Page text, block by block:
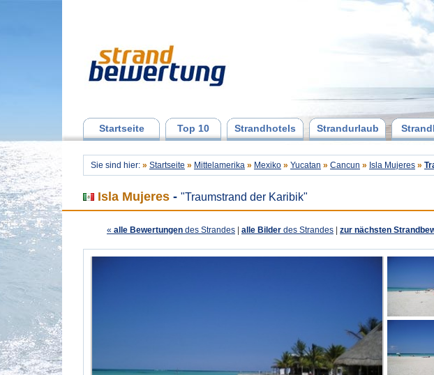
Startseite Top 10 Strandhotels Strandurlaub
Sie sind hier: » Startseite » Mittelamerika » Mexiko » Yucatan » Cancun » Isla Mujeres »
Isla Mujeres - "Traumstrand der Karibik"
« alle Bewertungen des Strandes alle Bilder des Strandes zur nächsten